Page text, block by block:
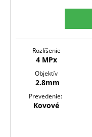
Rozlíšenie
4 MPx
Objektív
2.8mm
Prevedenie:
Kovové